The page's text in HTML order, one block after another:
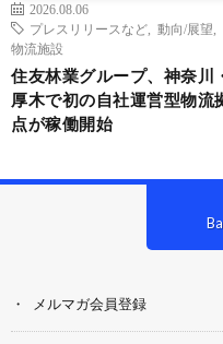
2026.08.06
プレスリリースなど
動向/展望
物流施設
住友林業グループ、神奈川
厚木で初の自社運営型物流
点が稼働開始
メルマガ会員登録